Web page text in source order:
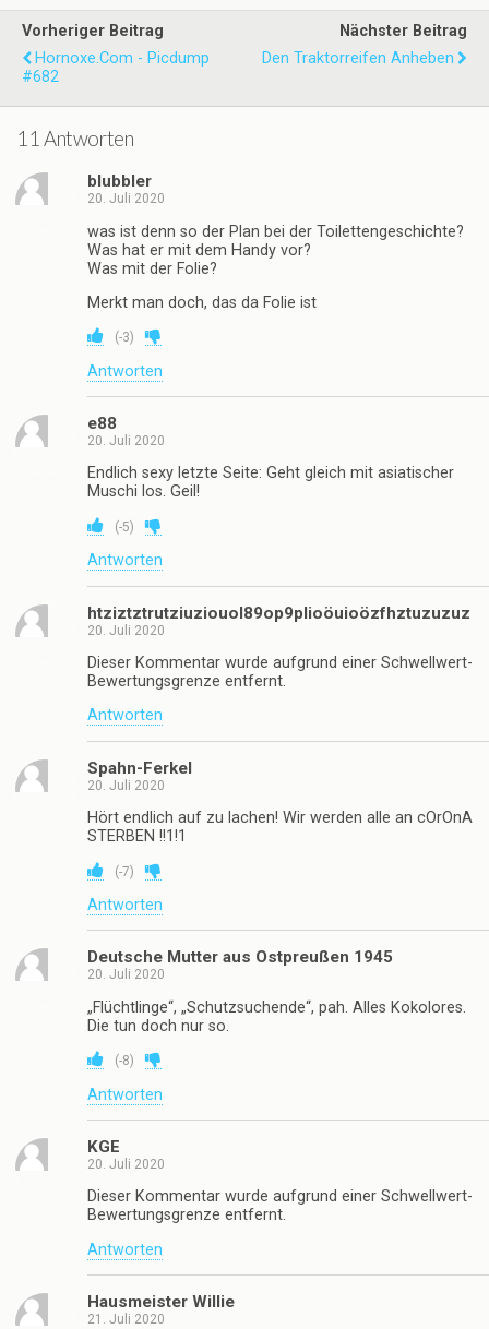
Vorheriger Beitrag
Hornoxe.com - Picdump
#682
Nächster Beitrag
Den Traktorreifen Anheben
11 Antworten
blubbler
20. Juli 2020
was ist denn so der Plan bei der Toilettengeschichte?
Was hat er mit dem Handy vor?
Was mit der Folie?
Merkt man doch, das da Folie ist
(-3)
Antworten
e88
20. Juli 2020
Endlich sexy letzte Seite: Geht gleich mit asiatischer
Muschi los. Geil!
(-5)
Antworten
htziztztrutziuziouol89op9plioöuioözfhztuzuzuz
20. Juli 2020
Dieser Kommentar wurde aufgrund einer Schwellwert-
Bewertungsgrenze entfernt.
Antworten
Spahn-Ferkel
20. Juli 2020
Hört endlich auf zu lachen! Wir werden alle an cOrOnA
STERBEN !!1!1
(-7)
Antworten
Deutsche Mutter aus Ostpreußen 1945
20. Juli 2020
„Flüchtlinge“, „Schutzsuchende“, pah. Alles Kokolores.
Die tun doch nur so.
(-8)
Antworten
KGE
20. Juli 2020
Dieser Kommentar wurde aufgrund einer Schwellwert-
Bewertungsgrenze entfernt.
Antworten
Hausmeister Willie
21. Juli 2020